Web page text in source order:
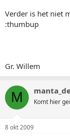
Verder is het niet
:thumbup
Gr. Willem
M Komt hier
8 okt 2009